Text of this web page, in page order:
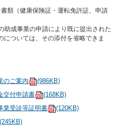
類（健康保険証・運転免許証、申請
成事業の申請により既に提出された
ついては、その添付を省略できま
のご案内
(986KB)
交付申請書
(168KB)
業受診等証明書
(120KB)
(245KB)